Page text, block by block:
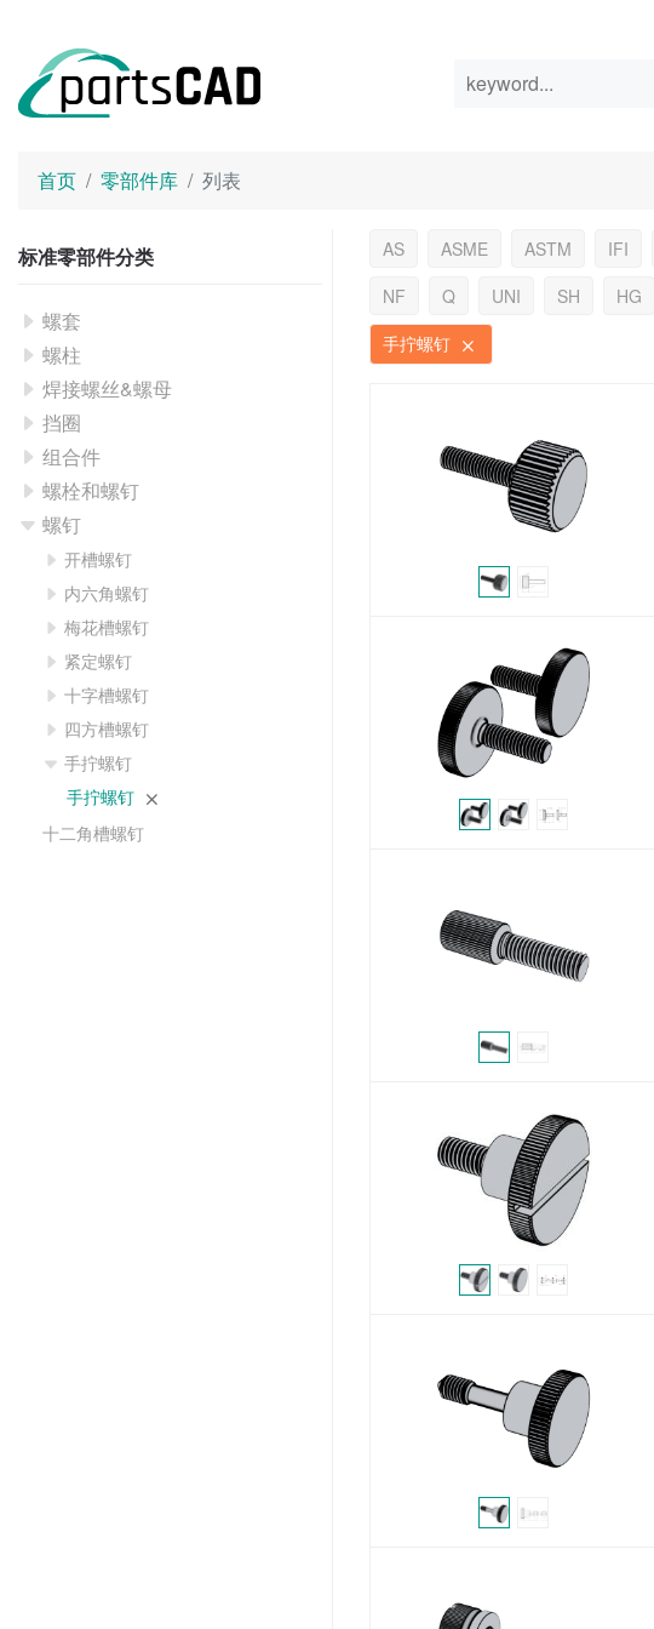
首页 零部件库 列表
标准零部件分类
螺套
螺柱
焊接螺丝&螺母
挡圈
组合件
螺栓和螺钉
螺钉
开槽螺钉
内六角螺钉
梅花槽螺钉
紧定螺钉
十字槽螺钉
四方槽螺钉
手拧螺钉
手拧螺钉
十二角槽螺钉
AS ASME ASTM IFI
NF
Q UNI SH HG
手拧螺钉